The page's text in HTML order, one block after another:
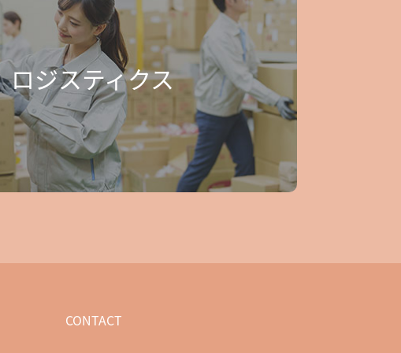
ロジスティクス
CONTACT